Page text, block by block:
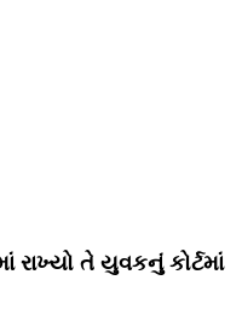
રાખ્યો તે યુવકનું કોર્ટમાં